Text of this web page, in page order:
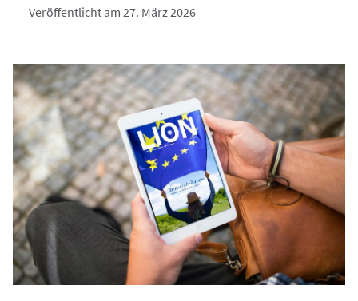
Veröffentlicht am 27. März 2026